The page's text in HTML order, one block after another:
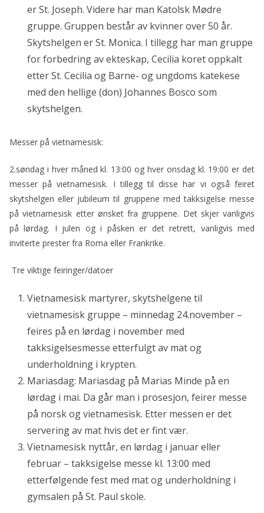
er St. Joseph. Videre har man Katolsk Mødre
gruppe. Gruppen består av kvinner over 50 år.
Skytshelgen er St. Monica. I tillegg har man gruppe
for forbedring av ekteskap, Cecilia koret oppkalt
etter St. Cecilia og Barne- og ungdoms katekese
med den hellige (don) Johannes Bosco som
skytshelgen.
Messer på vietnamesisk:
2.søndag i hver måned kl. 13:00 og hver onsdag kl. 19:00 er det
messer på vietnamesisk. I tillegg til disse har vi også feiret
skytshelgen eller jubileum til gruppene med takksigelse messe
på vietnamesisk etter ønsket fra gruppene. Det skjer vanligvis
på lørdag. I julen og i påsken er det retrett, vanligvis med
inviterte prester fra Roma eller Frankrike.
Tre viktige feiringer/datoer
Vietnamesisk martyrer, skytshelgene til
vietnamesisk gruppe – minnedag 24.november –
feires på en lørdag i november med
takksigelsesmesse etterfulgt av mat og
underholdning i krypten.
Mariasdag: Mariasdag på Marias Minde på en
lørdag i mai. Da går man i prosesjon, feirer messe
på norsk og vietnamesisk. Etter messen er det
servering av mat hvis det er fint vær.
Vietnamesisk nyttår, en lørdag i januar eller
februar – takksigelse messe kl. 13:00 med
etterfølgende fest med mat og underholdning i
gymsalen på St. Paul skole.